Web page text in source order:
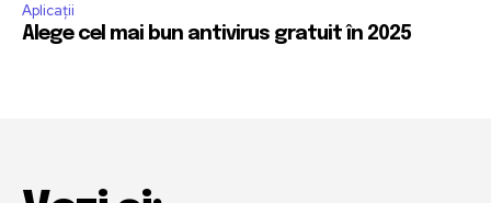
Aplicații
Alege cel mai bun antivirus gratuit în 2025